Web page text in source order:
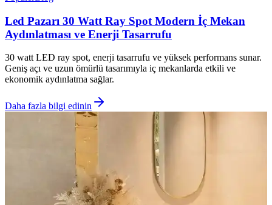
Led Pazarı 30 Watt Ray Spot Modern İç Mekan
Aydınlatması ve Enerji Tasarrufu
30 watt LED ray spot, enerji tasarrufu ve yüksek performans sunar.
Geniş açı ve uzun ömürlü tasarımıyla iç mekanlarda etkili ve
ekonomik aydınlatma sağlar.
Daha fazla bilgi edinin